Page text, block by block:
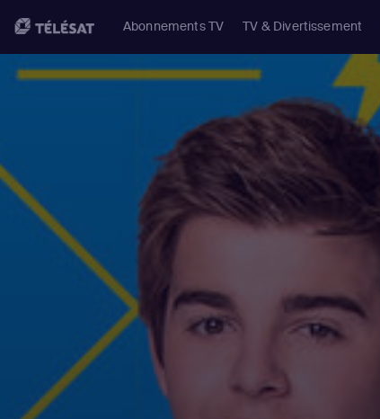
Abonnements TV TV & Divertissement